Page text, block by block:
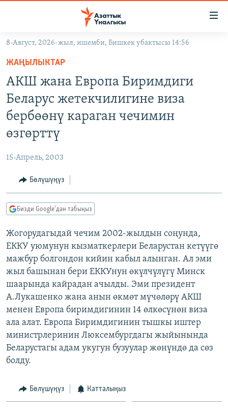
Навигацияга
өтүңүз
Издөөгө
салыңыз
САЯСАТ
ДҮЙНӨ
УКРАИНА
БҮГҮН АЗАТТЫКТА
ЭКСПЕРТТЕР ТАЛДАЙТ
БИЗ ЖАНА ДҮЙНӨ
ЭЖЕ-СИҢДИЛЕР
АЗАТТЫК+
ЫҢГАЙСЫЗ СУРООЛОР
ПОДКАСТ
ӨЗГӨЧӨ ПИКИР
Русский
ОНЛАЙН ШЕРИНЕ
ЭЕ/АРнун бардык сайттары
8-Август, 2026-жыл, ишемби, Бишкек убактысы 14:56
ЖАҢЫЛЫКТАР
АКШ жана Европа Биримдиги
Беларус жетекчилигине виза
бербөөнү караган чечимин
өзгөрттү
15-Апрель, 2003
Бөлүшүңүз
Бизди Google'дан табыңыз
Жогорудагыдай чечим 2002-жылдын соңунда,
ЕККУ уюмунун кызматкерлери Беларустан кетүүгө
мажбур болгондон кийин кабыл алынган. Ал эми
жыл башынан бери ЕККУнун өкүлчүлүгү Минск
шаарында кайрадан ачылды. Эми президент
А.Лукашенко жана анын өкмөт мүчөлөрү АКШ
менен Европа биримдигинин 14 өлкөсүнөн виза
ала алат. Европа Биримдигинин тышкы иштер
министрлеринин Люксембургдагы жыйынында
Беларустагы адам укугун бузуулар жөнүндө да сөз
болду.
Бөлүшүңүз Катталыңыз